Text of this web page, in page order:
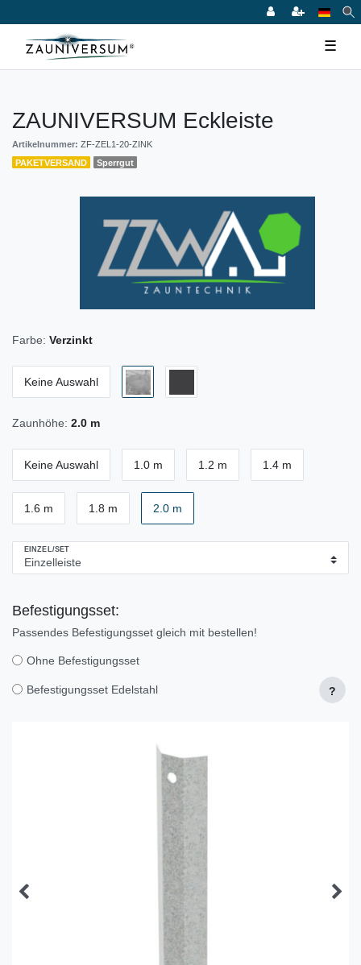
☰
ZAUNIVERSUM Eckleiste
Artikelnummer: ZF-ZEL1-20-ZINK
PAKETVERSAND
Sperrgut
Farbe: Verzinkt
Keine Auswahl
Zaunhöhe: 2.0 m
Keine Auswahl 1.0 m 1.2 m 1.4 m
1.6 m 1.8 m 2.0 m
EINZEL/SET
Befestigungsset:
Passendes Befestigungsset gleich mit bestellen!
Ohne Befestigungsset
Befestigungsset Edelstahl ?